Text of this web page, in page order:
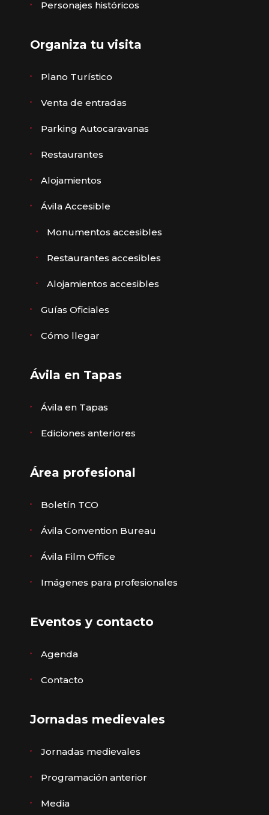
Personajes históricos
Organiza tu visita
Plano Turístico
Venta de entradas
Parking Autocaravanas
Restaurantes
Alojamientos
Ávila Accesible
Monumentos accesibles
Restaurantes accesibles
Alojamientos accesibles
Guías Oficiales
Cómo llegar
Ávila en Tapas
Ávila en Tapas
Ediciones anteriores
Área profesional
Boletín TCO
Ávila Convention Bureau
Ávila Film Office
Imágenes para profesionales
Eventos y contacto
Agenda
Contacto
Jornadas medievales
Jornadas medievales
Programación anterior
Media